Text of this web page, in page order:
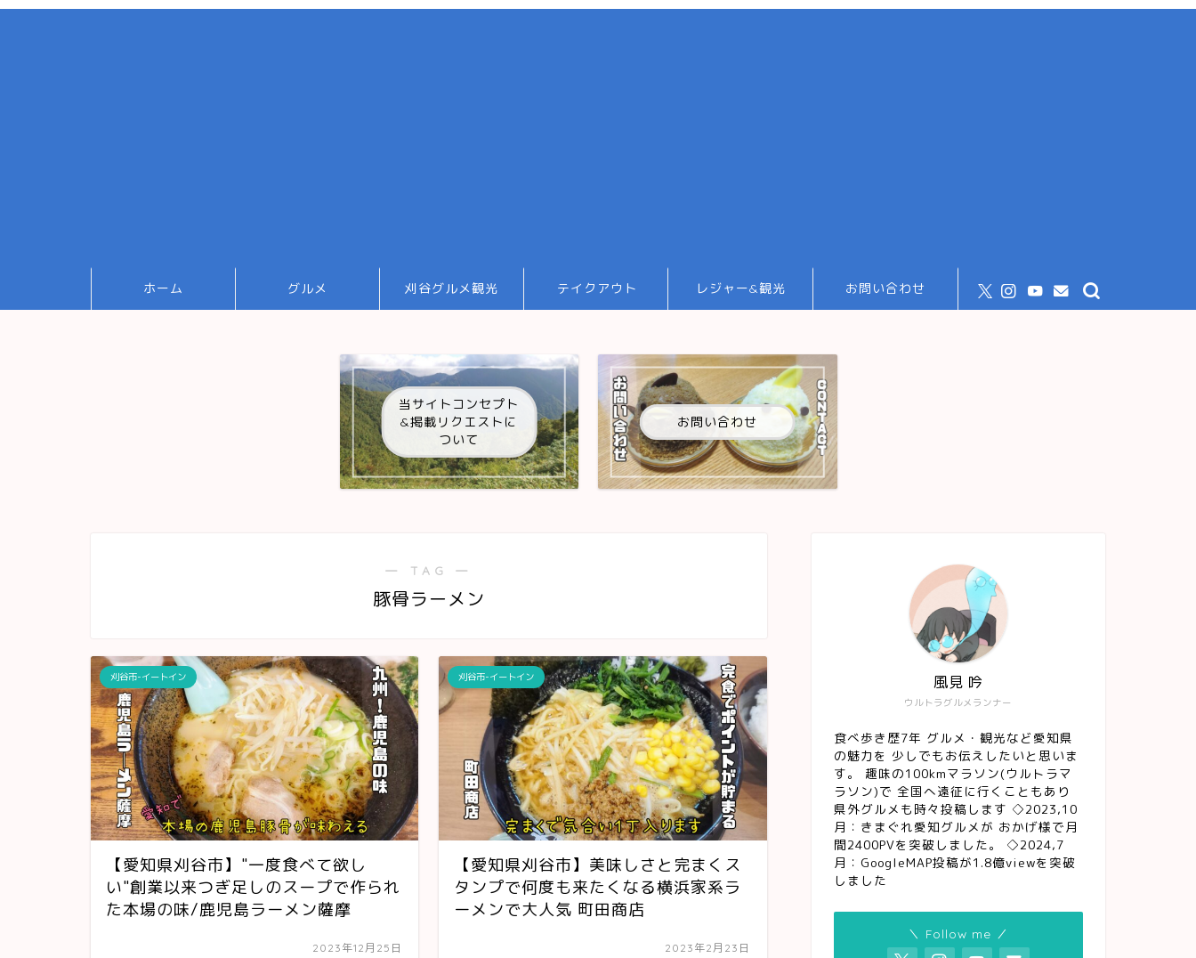
ホーム グルメ 刈谷グルメ観光 テイクアウト レジャー&観光 お問い合わせ
当サイトコンセプト
&掲載リクエストに
ついて
お問い合わせ
― TAG ―
豚骨ラーメン
刈谷市-イートイン
【愛知県刈谷市】"一度食べて欲し
い"創業以来つぎ足しのスープで作られ
た本場の味/鹿児島ラーメン薩摩
2023年12月25日
刈谷市-イートイン
【愛知県刈谷市】美味しさと完まくス
タンプで何度も来たくなる横浜家系ラ
ーメンで大人気 町田商店
2023年2月23日
ウルトラグルメランナー
風見 吟
食べ歩き歴7年 グルメ・観光など愛知県
の魅力を 少しでもお伝えしたいと思いま
す。 趣味の100kmマラソン(ウルトラマ
ラソン)で 全国へ遠征に行くこともあり
県外グルメも時々投稿します ◇2023,10
月：きまぐれ愛知グルメが おかげ様で月
間2400PVを突破しました。 ◇2024,7
月：GoogleMAP投稿が1.8億viewを突破
しました
＼ Follow me ／